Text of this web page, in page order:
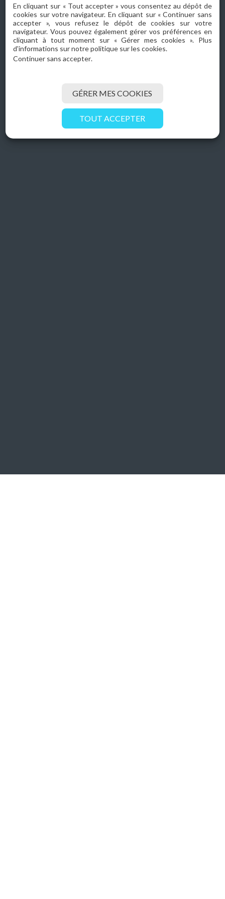
Site Internet / Application / Support de communication
Cette page est en cours de construction.
En cliquant sur « Tout accepter » vous consentez au dépôt de
cookies sur votre navigateur. En cliquant sur « Continuer sans
accepter », vous refusez le dépôt de cookies sur votre
navigateur. Vous pouvez également gérer vos préférences en
cliquant à tout moment sur « Gérer mes cookies ». Plus
d'informations sur notre politique sur les cookies.
Continuer sans accepter.
GÉRER MES COOKIES
TOUT ACCEPTER